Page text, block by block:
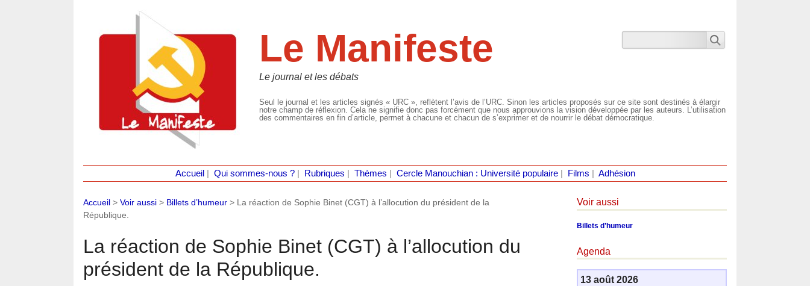
Le Manifeste
Le journal et les débats
Seul le journal et les articles signés « URC », reflètent l’avis de l’URC. Sinon les articles proposés sur ce site sont destinés à élargir
notre champ de réflexion. Cela ne signifie donc pas forcément que nous approuvions la vision développée par les auteurs. L’utilisation
des commentaires en fin d’article, permet à chacune et chacun de s’exprimer et de nourrir le débat démocratique.
Accueil Qui sommes-nous ?| Rubriques Thèmes Cercle Manouchian : Université populaire| Films Adhésion
Accueil > Voir aussi > Billets d’humeur > La réaction de Sophie Binet (CGT) à l’allocution du président de la
République.
La réaction de Sophie Binet (CGT) à l’allocution du
président de la République.
Voir aussi
Billets d’humeur
Agenda
13 août 2026